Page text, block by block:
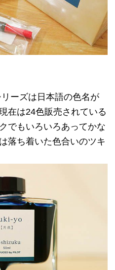
ーズは日本語の色名が
在は24色販売されている
でもいろいろあってかな
落ち着いた色合いのツキ